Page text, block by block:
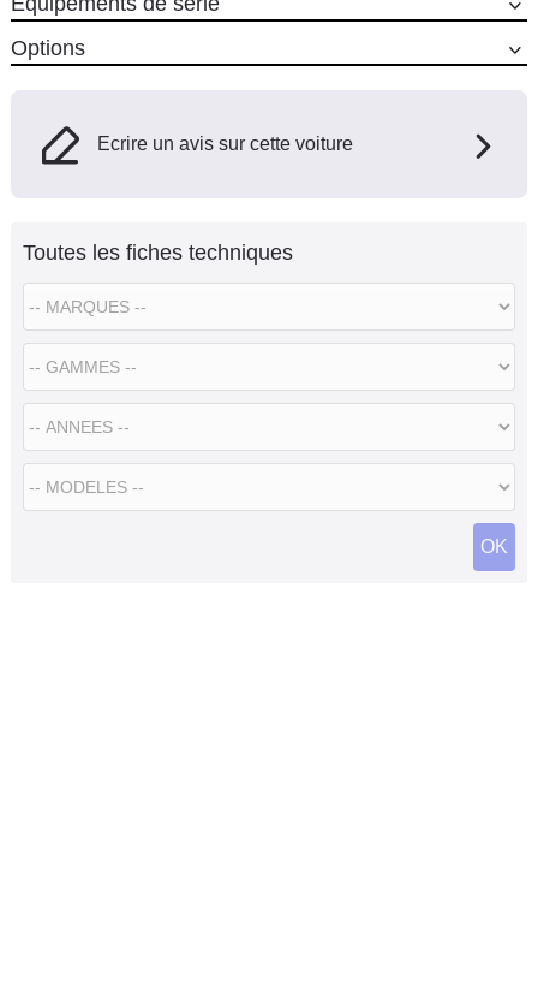
Options
Ecrire un avis sur cette voiture
Toutes les fiches techniques